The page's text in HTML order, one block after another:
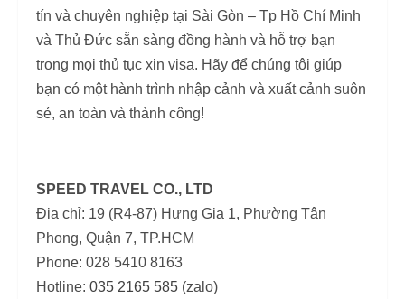
tín và chuyên nghiệp tại Sài Gòn – Tp Hồ Chí Minh
và Thủ Đức sẵn sàng đồng hành và hỗ trợ bạn
trong mọi thủ tục xin visa. Hãy để chúng tôi giúp
bạn có một hành trình nhập cảnh và xuất cảnh suôn
sẻ, an toàn và thành công!
SPEED TRAVEL CO., LTD
Địa chỉ: 19 (R4-87) Hưng Gia 1, Phường Tân
Phong, Quận 7, TP.HCM
Phone: 028 5410 8163
Hotline: 035 2165 585 (zalo)